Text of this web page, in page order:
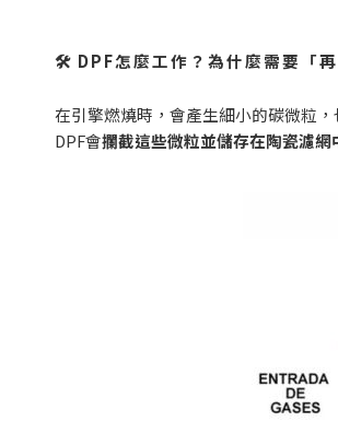
🛠 DPF怎麼工作？為什麼需要「
在引擎燃燒時，會產生細小的碳微粒
DPF會攔截這些微粒並儲存在陶瓷濾網